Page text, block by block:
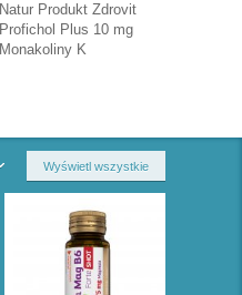
Natur Produkt Zdrovit
Profichol Plus 10 mg
Monakoliny K
Wyświetl wszystkie